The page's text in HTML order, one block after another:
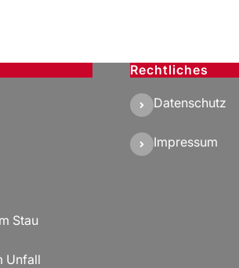
Stau
Unfall
Rechtliches
Datenschutz
Impressum